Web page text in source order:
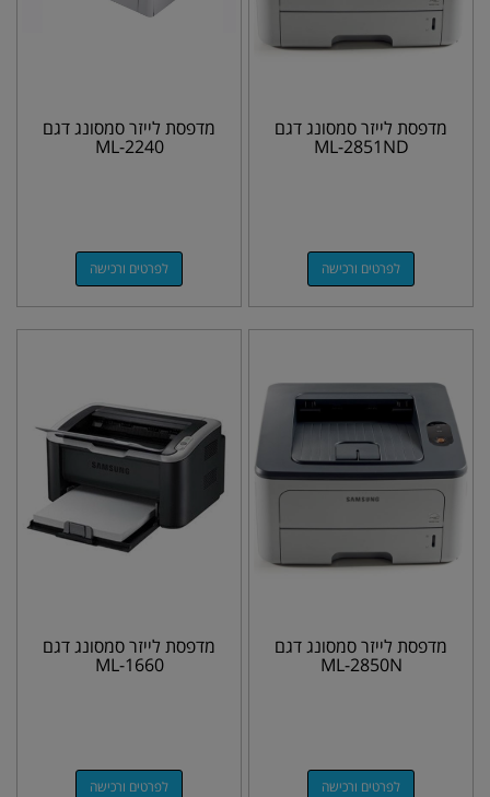
מדפסת לייזר סמסונג דגם
ML-2851ND
לפרטים ורכישה
מדפסת לייזר סמסונג דגם
ML-2240
לפרטים ורכישה
מדפסת לייזר סמסונג דגם
ML-2850N
לפרטים ורכישה
מדפסת לייזר סמסונג דגם
ML-1660
לפרטים ורכישה